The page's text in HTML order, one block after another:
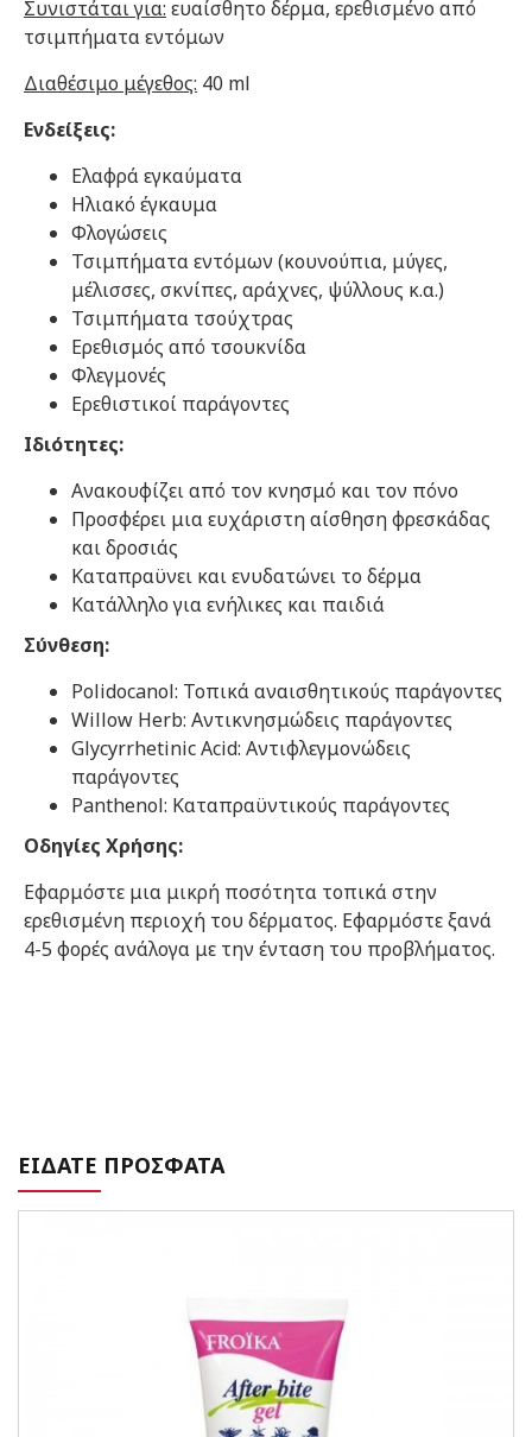
Συνιστάται για: ευαίσθητο δέρμα, ερεθισμένο από
τσιμπήματα εντόμων
Διαθέσιμο μέγεθος: 40 ml
Ενδείξεις:
Ελαφρά εγκαύματα
Ηλιακό έγκαυμα
Φλογώσεις
Τσιμπήματα εντόμων (κουνούπια, μύγες,
μέλισσες, σκνίπες, αράχνες, ψύλλους κ.α.)
Τσιμπήματα τσούχτρας
Ερεθισμός από τσουκνίδα
Φλεγμονές
Ερεθιστικοί παράγοντες
Ιδιότητες:
Ανακουφίζει από τον κνησμό και τον πόνο
Προσφέρει μια ευχάριστη αίσθηση φρεσκάδας
και δροσιάς
Καταπραϋνει και ενυδατώνει το δέρμα
Κατάλληλο για ενήλικες και παιδιά
Σύνθεση:
Polidocanol: Τοπικά αναισθητικούς παράγοντες
Willow Herb: Αντικνησμώδεις παράγοντες
Glycyrrhetinic Acid: Αντιφλεγμονώδεις
παράγοντες
Panthenol: Καταπραϋντικούς παράγοντες
Οδηγίες Χρήσης:
Εφαρμόστε μια μικρή ποσότητα τοπικά στην
ερεθισμένη περιοχή του δέρματος. Εφαρμόστε ξανά
4-5 φορές ανάλογα με την ένταση του προβλήματος.
ΕΙΔΑΤΕ ΠΡΟΣΦΑΤΑ